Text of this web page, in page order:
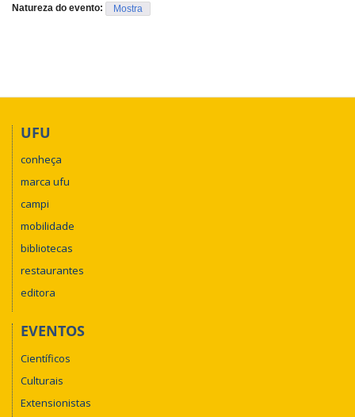
Natureza do evento: Mostra
UFU
conheça
marca ufu
campi
mobilidade
bibliotecas
restaurantes
editora
EVENTOS
Científicos
Culturais
Extensionistas